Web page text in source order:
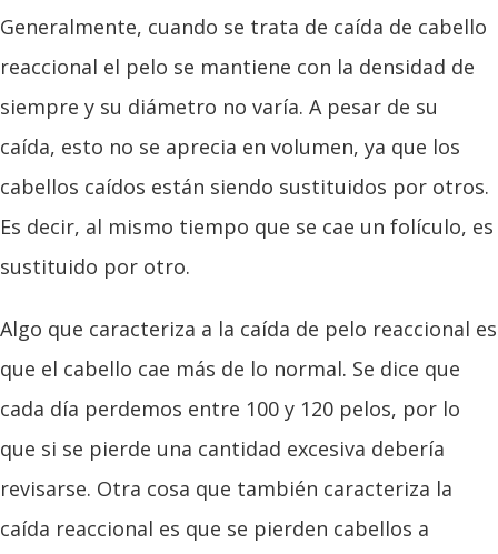
Generalmente, cuando se trata de caída de cabello
reaccional el pelo se mantiene con la densidad de
siempre y su diámetro no varía. A pesar de su
caída, esto no se aprecia en volumen, ya que los
cabellos caídos están siendo sustituidos por otros.
Es decir, al mismo tiempo que se cae un folículo, es
sustituido por otro.
Algo que caracteriza a la caída de pelo reaccional es
que el cabello cae más de lo normal. Se dice que
cada día perdemos entre 100 y 120 pelos, por lo
que si se pierde una cantidad excesiva debería
revisarse. Otra cosa que también caracteriza la
caída reaccional es que se pierden cabellos a